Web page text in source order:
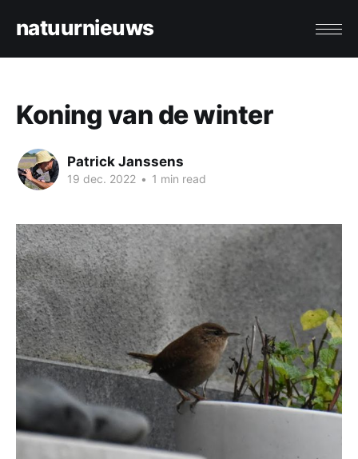
natuurnieuws
Koning van de winter
Patrick Janssens
19 dec. 2022 • 1 min read